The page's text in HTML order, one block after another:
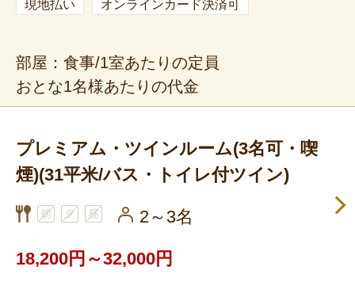
現地払い オンラインカード決済可
部屋：食事/1室あたりの定員
おとな1名様あたりの代金
プレミアム・ツインルーム(3名可・喫
煙)(31平米/バス・トイレ付ツイン)
2～3名
18,200円～32,000円